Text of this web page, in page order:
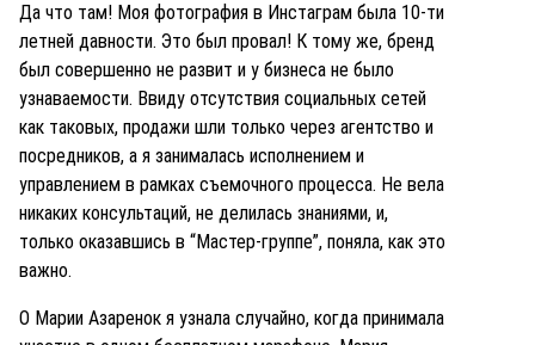
Да что там! Моя фотография в Инстаграм была 10-ти
летней давности. Это был провал! К тому же, бренд
был совершенно не развит и у бизнеса не было
узнаваемости. Ввиду отсутствия социальных сетей
как таковых, продажи шли только через агентство и
посредников, а я занималась исполнением и
управлением в рамках съемочного процесса. Не вела
никаких консультаций, не делилась знаниями, и,
только оказавшись в “Мастер-группе”, поняла, как это
важно.
О Марии Азаренок я узнала случайно, когда принимала